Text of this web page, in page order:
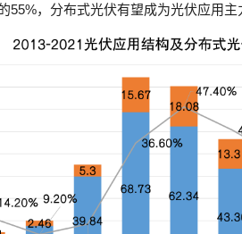
55%，分布式光伏有望成为光伏应用主